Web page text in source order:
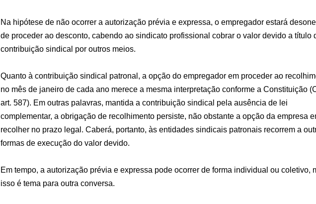
Na hipótese de não ocorrer a autorização prévia e expressa, o empregador estará
de proceder ao desconto, cabendo ao sindicato profissional cobrar o valor devido a título
contribuição sindical por outros meios.
Quanto à contribuição sindical patronal, a opção do empregador em proceder ao
no mês de janeiro de cada ano merece a mesma interpretação conforme a Constituição
art. 587). Em outras palavras, mantida a contribuição sindical pela ausência de lei
complementar, a obrigação de recolhimento persiste, não obstante a opção da empresa
recolher no prazo legal. Caberá, portanto, às entidades sindicais patronais recorrem a
formas de execução do valor devido.
Em tempo, a autorização prévia e expressa pode ocorrer de forma individual ou coletivo,
isso é tema para outra conversa.